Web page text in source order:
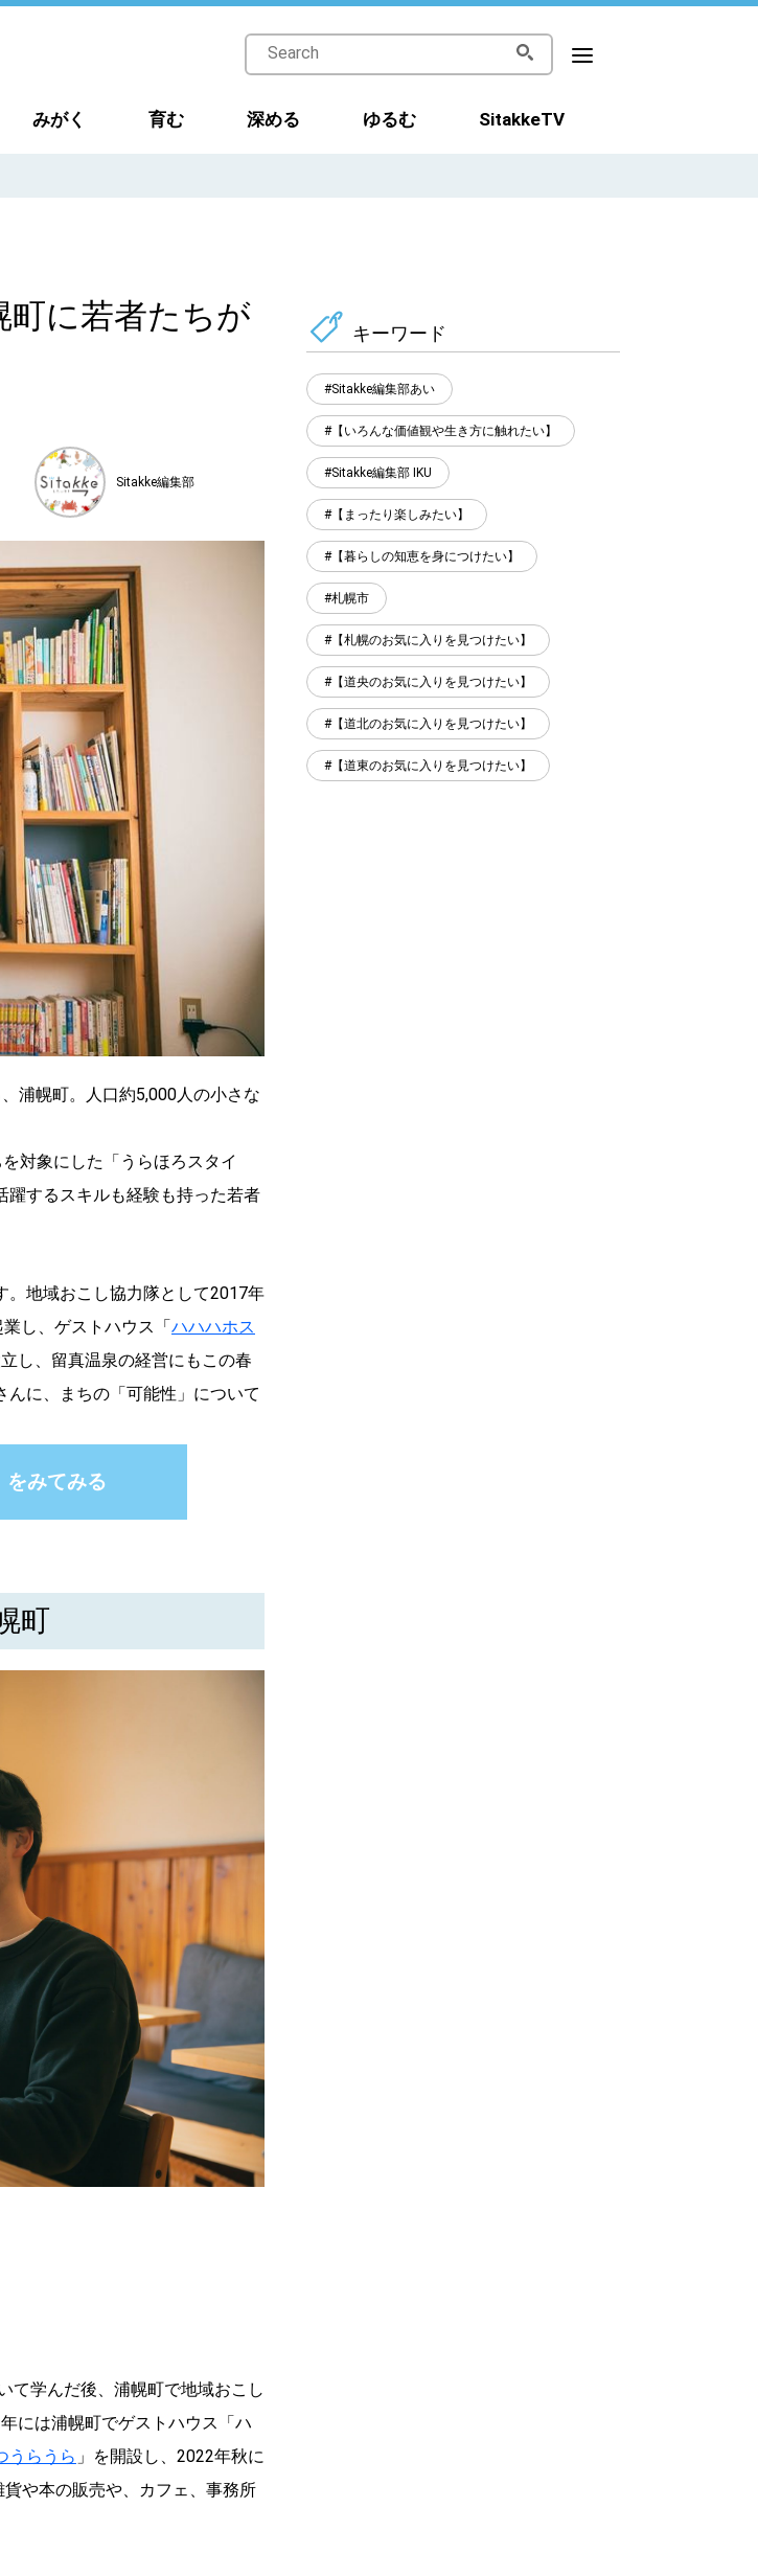
SEARCH
CATEGORY
カテゴリー
キーワード
Sitakke編集部あい
Sitakke編集部 IKU
【暮らしの知恵を身につけたい】
みがく 育む 深める ゆるむ SitakkeTV
町に若者たちが
Sitakke編集部
浦幌町。人口約5,000人の小さな
対象にした「うらほろスタイ
躍するスキルも経験も持った若者
。地域おこし協力隊として2017年
し、ゲストハウス「 ハハハホス
し、留真温泉の経営にもこの春
に、まちの「可能性」について
をみてみる
町
て学んだ後、浦幌町で地域おこし
には浦幌町でゲストハウス「ハ
うらうら 」を開設し、2022年秋に
や本の販売や、カフェ、事務所
キーワード
Sitakke編集部あい
【いろんな価値観や生き方に触れたい】
Sitakke編集部 IKU
【まったり楽しみたい】
【暮らしの知恵を身につけたい】
札幌市
【札幌のお気に入りを見つけたい】
【道央のお気に入りを見つけたい】
【道北のお気に入りを見つけたい】
【道東のお気に入りを見つけたい】